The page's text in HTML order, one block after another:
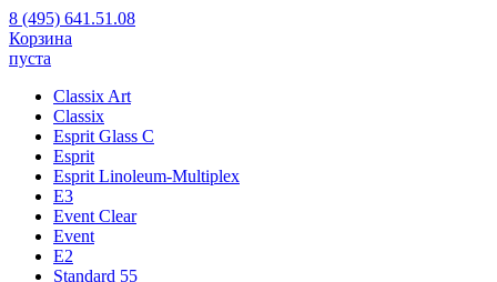
8 (495) 641.51.08
Корзина
пуста
Classix Art
Classix
Esprit Glass C
Esprit
Esprit Linoleum-Multiplex
E3
Event Clear
Event
E2
Standard 55